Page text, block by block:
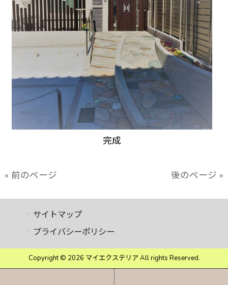
完成
« 前のページ 後のページ »
サイトマップ
プライバシーポリシー
Copyright © 2026 マイエクステリア All rights Reserved.